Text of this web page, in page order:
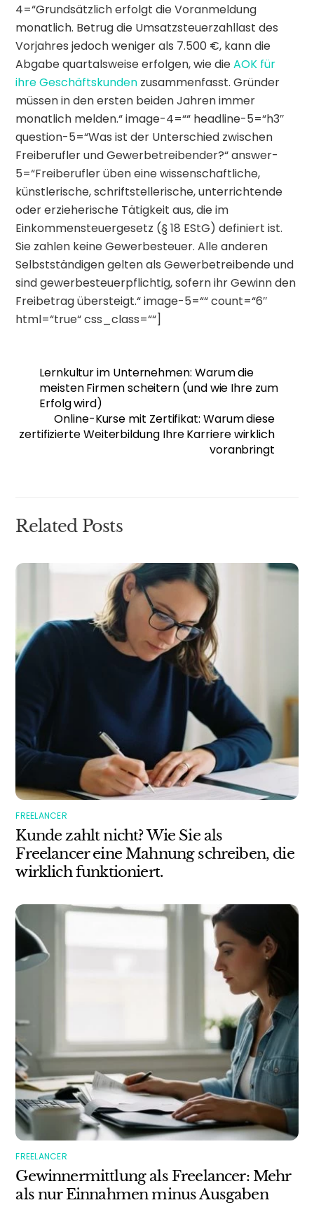
4=“Grundsätzlich erfolgt die Voranmeldung
monatlich. Betrug die Umsatzsteuerzahllast des
Vorjahres jedoch weniger als 7.500 €, kann die
Abgabe quartalsweise erfolgen, wie dieAOK für
ihre Geschäftskunden zusammenfasst. Gründer
müssen in den ersten beiden Jahren immer
monatlich melden.“ image-4=““ headline-5=“h3″
question-5=“Was ist der Unterschied zwischen
Freiberufler und Gewerbetreibender?“ answer-
5=“Freiberufler üben eine wissenschaftliche,
künstlerische, schriftstellerische, unterrichtende
oder erzieherische Tätigkeit aus, die im
Einkommensteuergesetz (§ 18 EStG) definiert ist.
Sie zahlen keine Gewerbesteuer. Alle anderen
Selbstständigen gelten als Gewerbetreibende und
sind gewerbesteuerpflichtig, sofern ihr Gewinn den
Freibetrag übersteigt.“ image-5=““ count=“6″
html=“true“ css_class=““]
Lernkultur im Unternehmen: Warum die
meisten Firmen scheitern (und wie Ihre zum
Erfolg wird)
Online-Kurse mit Zertifikat: Warum diese
zertifizierte Weiterbildung Ihre Karriere wirklich
voranbringt
Related Posts
FREELANCER
Kunde zahlt nicht? Wie Sie als
Freelancer eine Mahnung schreiben, die
wirklich funktioniert.
FREELANCER
Gewinnermittlung als Freelancer: Mehr
als nur Einnahmen minus Ausgaben